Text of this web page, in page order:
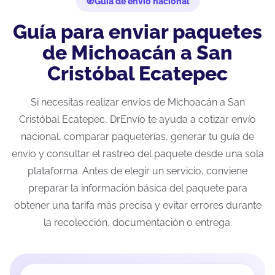
Guía para enviar paquetes
de Michoacán a San
Cristóbal Ecatepec
Si necesitas realizar envíos de Michoacán a San
Cristóbal Ecatepec, DrEnvío te ayuda a cotizar envío
nacional, comparar paqueterías, generar tu guía de
envío y consultar el rastreo del paquete desde una sola
plataforma. Antes de elegir un servicio, conviene
preparar la información básica del paquete para
obtener una tarifa más precisa y evitar errores durante
la recolección, documentación o entrega.